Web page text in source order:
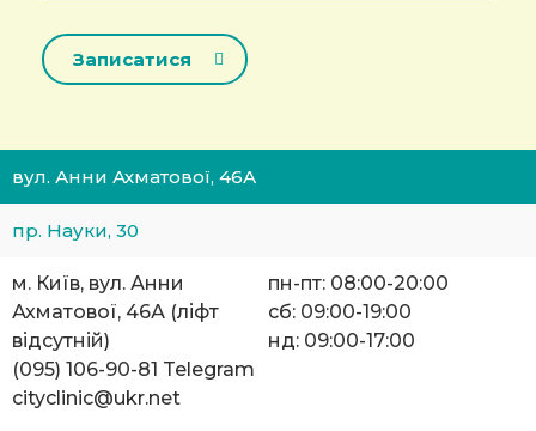
вул. Анни Ахматової, 46А
м. Київ, вул. Анни
Ахматової, 46А (ліфт
відсутній)
(095) 106-90-81 Telegram
cityclinic@ukr.net
пн-пт: 08:00-20:00
сб: 09:00-19:00
нд: 09:00-17:00
пр. Науки, 30